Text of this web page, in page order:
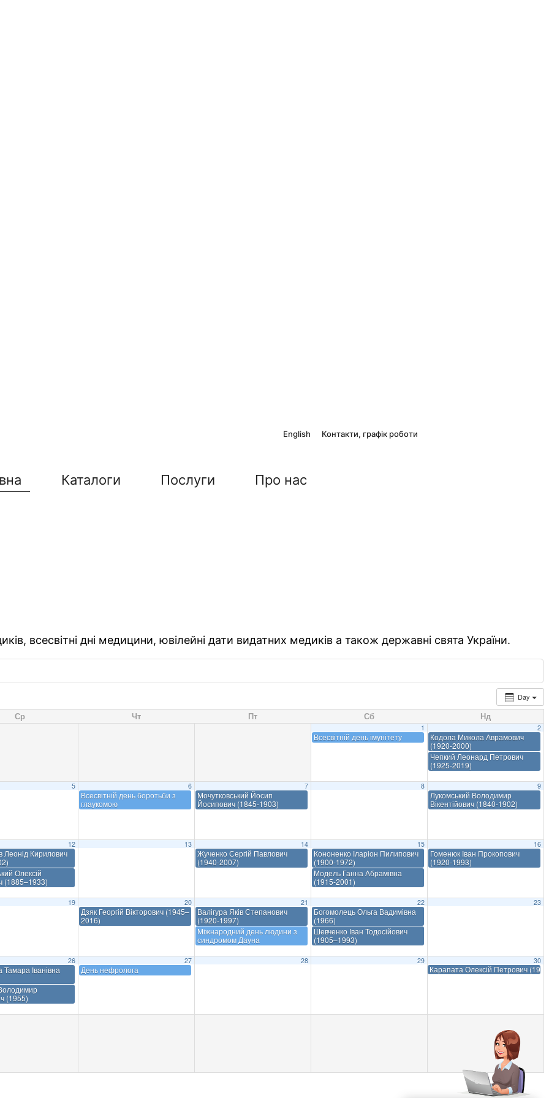
English Контакти, графік роботи
Каталоги Послуги Про нас
всесвітні дні медицини, ювілейні дати видатних медиків а також державні свята України.
Day
Ср Чт Пт Сб Нд
1
Всесвітній день імунітету
2
Кодола Микола Аврамович
(1920-2000)
Чепкий Леонард Петрович
(1925-2019)
5 6
Всесвітній день боротьби з
глаукомою
7
Мочутковський Йосип
Йосипович (1845-1903)
8 9
Лукомський Володимир
Вікентійович (1840-1902)
12
Леонід Кирилович
Олексій
(1885–1933)
13 14
Жученко Сергій Павлович
(1940-2007)
15
Кононенко Іларіон Пилипович
(1900-1972)
Модель Ганна Абрамівна
(1915-2001)
16
Гоменюк Іван Прокопович
(1920-1993)
19 20
Дзяк Георгій Вікторович (1945–
2016)
21
Валігура Яків Степанович
(1920-1997)
Міжнародний день людини з
синдромом Дауна
22
Богомолець Ольга Вадимівна
(1966)
Шевченко Іван Тодосійович
(1905–1993)
23
26
Тамара Іванівна
(1955)
27
День нефролога
28 29 30
Карапата Олексій Петрович